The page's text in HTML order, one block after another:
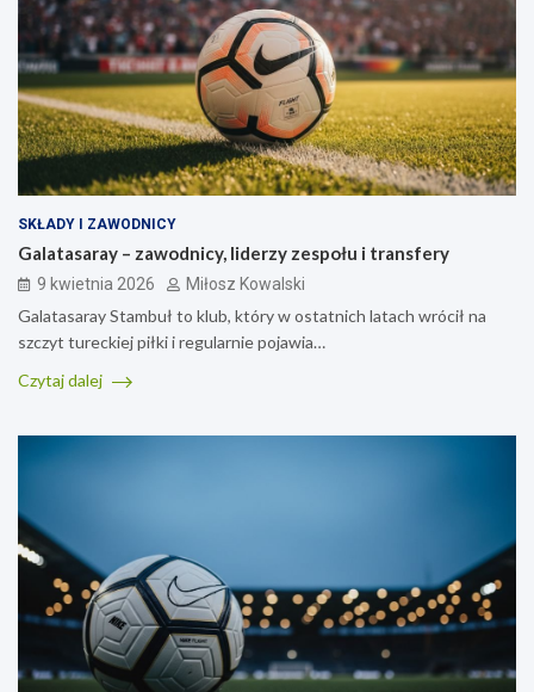
SKŁADY I ZAWODNICY
Galatasaray – zawodnicy, liderzy zespołu i transfery
9 kwietnia 2026 Miłosz Kowalski
Galatasaray Stambuł to klub, który w ostatnich latach wrócił na
szczyt tureckiej piłki i regularnie pojawia…
Czytaj dalej